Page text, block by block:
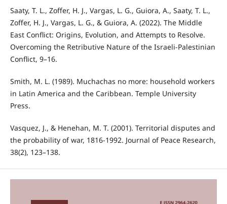
Saaty, T. L., Zoffer, H. J., Vargas, L. G., Guiora, A., Saaty, T. L.,
Zoffer, H. J., Vargas, L. G., & Guiora, A. (2022). The Middle
East Conflict: Origins, Evolution, and Attempts to Resolve.
Overcoming the Retributive Nature of the Israeli-Palestinian
Conflict, 9–16.
Smith, M. L. (1989). Muchachas no more: household workers
in Latin America and the Caribbean. Temple University
Press.
Vasquez, J., & Henehan, M. T. (2001). Territorial disputes and
the probability of war, 1816-1992. Journal of Peace Research,
38(2), 123–138.